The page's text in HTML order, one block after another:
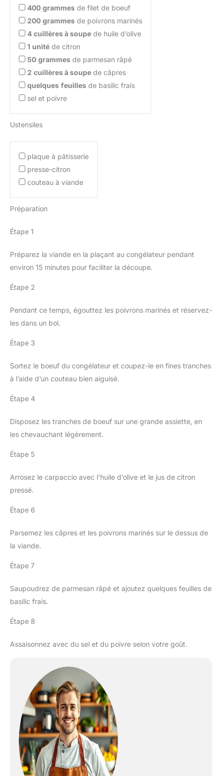
400 grammes de filet de boeuf
200 grammes de poivrons marinés
4 cuillères à soupe de huile d’olive
1 unité de citron
50 grammes de parmesan râpé
2 cuillères à soupe de câpres
quelques feuilles de basilic frais
sel et poivre
Ustensiles
plaque à pâtisserie
presse-citron
couteau à viande
Préparation
Étape 1
Préparez la viande en la plaçant au congélateur pendant
environ 15 minutes pour faciliter la découpe.
Étape 2
Pendant ce temps, égouttez les poivrons marinés et réservez-
les dans un bol.
Étape 3
Sortez le boeuf du congélateur et coupez-le en fines tranches
à l’aide d’un couteau bien aiguisé.
Étape 4
Disposez les tranches de boeuf sur une grande assiette, en
les chevauchant légèrement.
Étape 5
Arrosez le carpaccio avec l’huile d’olive et le jus de citron
pressé.
Étape 6
Parsemez les câpres et les poivrons marinés sur le dessus de
la viande.
Étape 7
Saupoudrez de parmesan râpé et ajoutez quelques feuilles de
basilic frais.
Étape 8
Assaisonnez avec du sel et du poivre selon votre goût.